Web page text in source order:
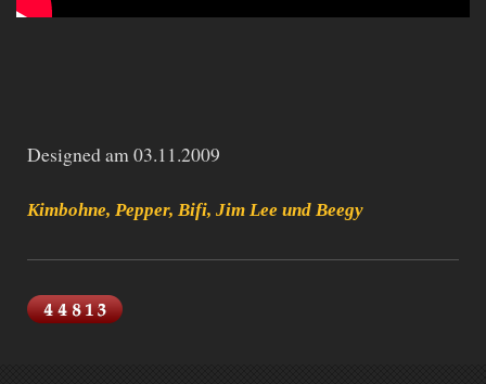
Designed am 03.11.2009
Kimbohne, Pepper, Bifi, Jim Lee und Beegy